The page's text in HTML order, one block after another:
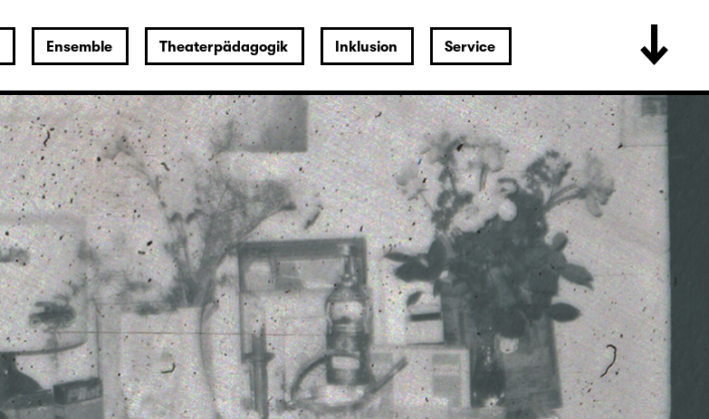
Ensemble Theaterpädagogik Inklusion Service